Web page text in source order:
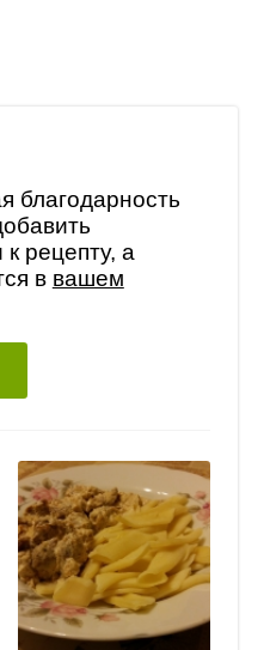
благодарность
рецепту, а
в вашем